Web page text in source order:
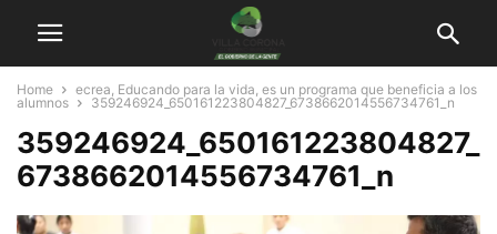
Home
ecrea, Educando para la vida, es un programa que beneficia a los
alumnos
359246924_650161223804827_6738662014556734761_n
359246924_650161223804827_
6738662014556734761_n